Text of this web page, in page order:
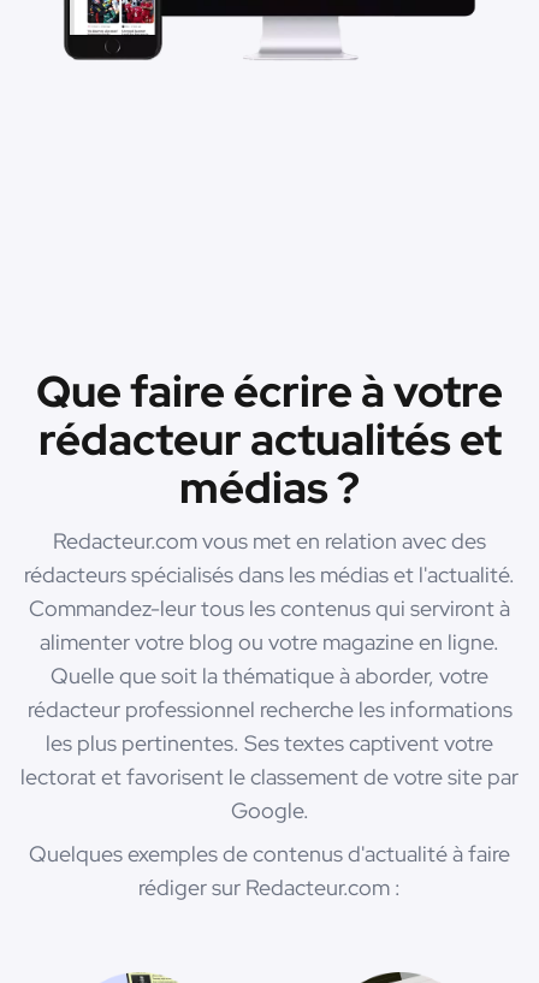
Que faire écrire à votre
rédacteur actualités et
médias ?
Redacteur.com vous met en relation avec des
rédacteurs spécialisés dans les médias et l'actualité.
Commandez-leur tous les contenus qui serviront à
alimenter votre blog ou votre magazine en ligne.
Quelle que soit la thématique à aborder, votre
rédacteur professionnel recherche les informations
les plus pertinentes. Ses textes captivent votre
lectorat et favorisent le classement de votre site par
Google.
Quelques exemples de contenus d'actualité à faire
rédiger sur Redacteur.com :